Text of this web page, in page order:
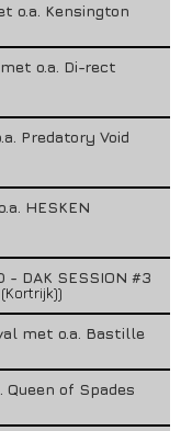
o.a. Kensington
o.a. Di-rect
Predatory Void
HESKEN
- DAK SESSION #3
met o.a. Bastille
of Spades